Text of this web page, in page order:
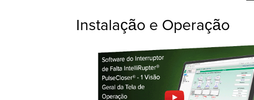
Instalação e Operação